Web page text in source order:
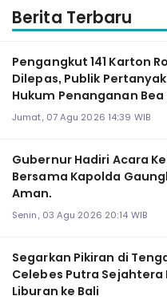
Berita Terbaru
Pengangkut 141 Karton
Dilepas, Publik
Hukum Penanganan Bea
Jumat, 07 Agu 2026 14:39 WIB
Gubernur Hadiri Acara
Bersama Kapolda
Aman.
Senin, 03 Agu 2026 20:14 WIB
Segarkan Pikiran di
Celebes Putra Sejahtera
Liburan ke Bali